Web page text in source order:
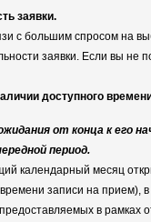
заявки.
с большим спросом на
заявки. Если вы не
доступного
от конца к его
период.
календарный месяц
записи на прием),
в рамках